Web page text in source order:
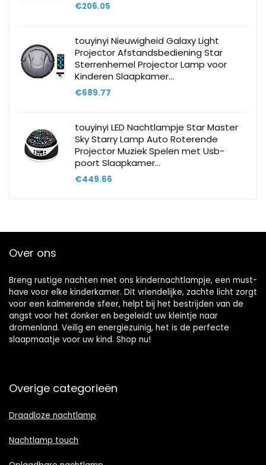
€206.05
touyinyi Nieuwigheid Galaxy Light
Projector Afstandsbediening Star
Sterrenhemel Projector Lamp voor
Kinderen Slaapkamer…
€689.77
touyinyi LED Nachtlampje Star Master
Sky Starry Lamp Auto Roterende
Projector Muziek Spelen met Usb-
poort Slaapkamer…
€449.66
Over ons
Breng rustige nachten met ons kindernachtlampje, een must-
have voor elke kinderkamer. Dit vriendelijke, zachte licht zorgt
voor een kalmerende sfeer, helpt bij het bestrijden van de
angst voor het donker en begeleidt uw kleintje naar
dromenland. Veilig en energiezuinig, het is de perfecte
slaapmaatje voor uw kind. Shop nu!
Overige categorieën
Draadloze nachtlamp
Nachtlamp touch